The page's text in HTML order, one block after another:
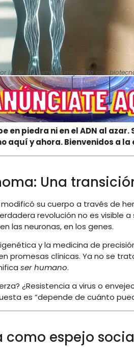
IA de un humano mejorado con
en piedra ni en el ADN al
aquí y ahora. Bienvenidos a
Una
su cuerpo a través de
revolución no es visible
las neuronas, en los genes.
y la medicina de
promesas clínicas. Ya no se
ser humano.
¿Resistencia a virus o
es “depende de cuánto
como espejo